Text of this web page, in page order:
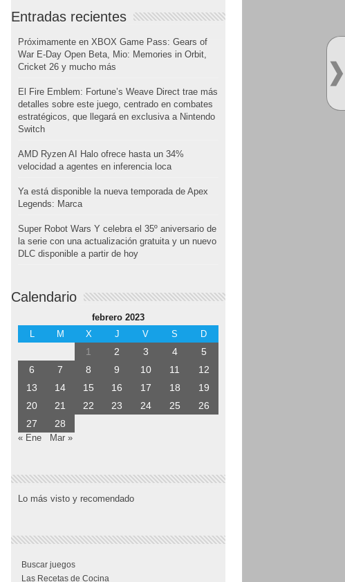
Entradas recientes
Próximamente en XBOX Game Pass: Gears of
War E-Day Open Beta, Mio: Memories in Orbit,
Cricket 26 y mucho más
El Fire Emblem: Fortune’s Weave Direct trae más
detalles sobre este juego, centrado en combates
estratégicos, que llegará en exclusiva a Nintendo
Switch
AMD Ryzen AI Halo ofrece hasta un 34%
velocidad a agentes en inferencia loca
Ya está disponible la nueva temporada de Apex
Legends: Marca
Super Robot Wars Y celebra el 35º aniversario de
la serie con una actualización gratuita y un nuevo
DLC disponible a partir de hoy
Calendario
febrero 2023
L
M X J V S D
1 2 3 4
5
6
7 8 9 10 11
12
13
14 15 16 17 18
19
20
21 22 23 24 25
26
27
28
« Ene Mar »
Lo más visto y recomendado
Buscar juegos
Las Recetas de Cocina